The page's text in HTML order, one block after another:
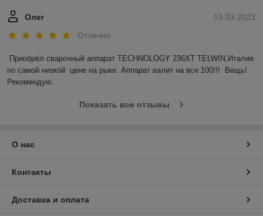
15.03.2021
Олег
Отлично
Приобрёл сварочный аппарат TECHNOLOGY 236ХТ TELWIN,Италия
по самой низкой  цене на рыке. Аппарат валит на все 100!!!  Вещь!
Рекомендую.
Показать все отзывы
О нас
Контакты
Доставка и оплата